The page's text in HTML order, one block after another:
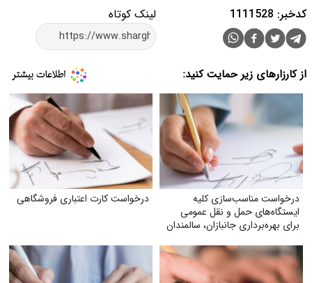
لینک کوتاه کدخبر: 1111528
از کارزارهای زیر حمایت کنید:
درخواست مناسب‌سازی کلیه
ایستگاه‌های حمل‌ و نقل عمومی
برای بهره‌برداری جانبازان، سالمندان
درخواست کارت اعتباری فروشگاهی